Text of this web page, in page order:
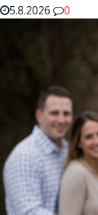
5.8.2026
0